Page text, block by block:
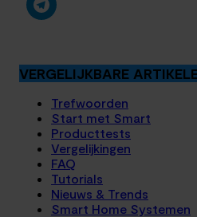
VERGELIJKBARE
Trefwoorden
Start met Smart
Producttests
Vergelijkingen
FAQ
Tutorials
Nieuws & Trends
Smart Home Systemen